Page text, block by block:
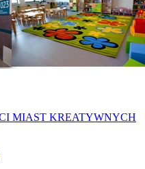
MIAST KREATYWNYCH